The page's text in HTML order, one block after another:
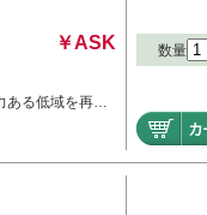
￥ASK
ある低域を再…
数量